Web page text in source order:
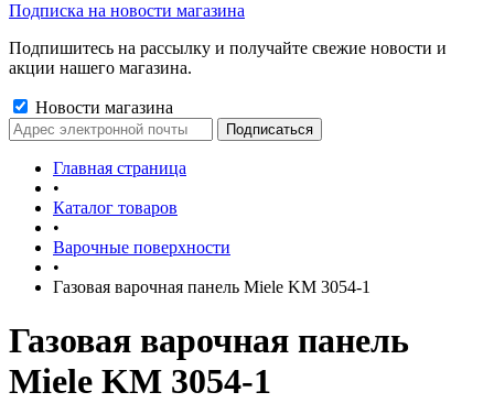
Подписка на новости магазина
Подпишитесь на рассылку и получайте свежие новости и
акции нашего магазина.
Новости магазина
Главная страница
•
Каталог товаров
•
Варочные поверхности
•
Газовая варочная панель Miele KM 3054-1
Газовая варочная панель
Miele KM 3054-1